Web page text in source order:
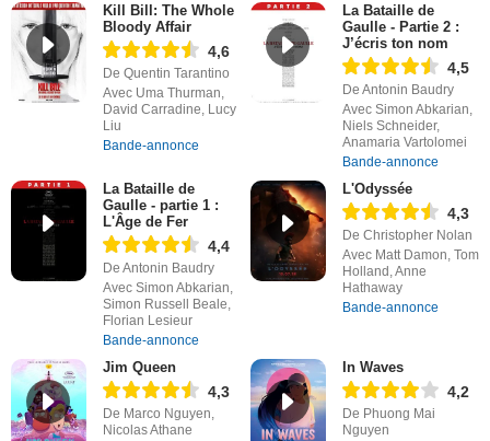
Kill Bill: The Whole
Bloody Affair
4,6
De Quentin Tarantino
Avec Uma Thurman,
David Carradine, Lucy
Liu
Bande-annonce
La Bataille de
Gaulle - Partie 2 :
J’écris ton nom
4,5
De Antonin Baudry
Avec Simon Abkarian,
Niels Schneider,
Anamaria Vartolomei
Bande-annonce
La Bataille de
Gaulle - partie 1 :
L'Âge de Fer
4,4
De Antonin Baudry
Avec Simon Abkarian,
Simon Russell Beale,
Florian Lesieur
Bande-annonce
L'Odyssée
4,3
De Christopher Nolan
Avec Matt Damon, Tom
Holland, Anne
Hathaway
Bande-annonce
Jim Queen
4,3
De Marco Nguyen,
Nicolas Athane
In Waves
4,2
De Phuong Mai
Nguyen